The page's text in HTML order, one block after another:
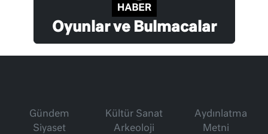
Oyunlar ve Bulmacalar
Gündem
Siyaset
Kültür Sanat
Arkeoloji
Aydınlatma
Metni